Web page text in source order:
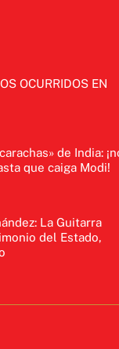
OCURRIDOS EN
de India:
que caiga Modi!
La Guitarra
del Estado,